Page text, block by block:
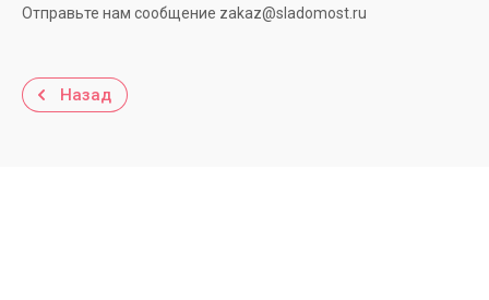
Отправьте нам сообщение zakaz@sladomost.ru
Назад